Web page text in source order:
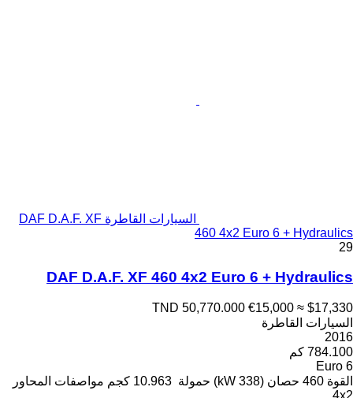
السيارات القاطرة DAF D.A.F. XF
460 4x2 Euro 6 + Hydraulics
29
DAF D.A.F. XF 460 4x2 Euro 6 + Hydraulics
TND 50,770.000 €15,000 ≈ $17,330
السيارات القاطرة
2016
784.100 كم
Euro 6
القوة 460 حصان (338 kW) حمولة 10.963 كجم
مواصفات المحاور
4x2